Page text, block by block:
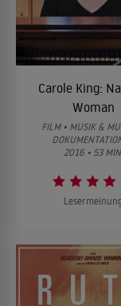
Carole King:
Woman
FILM • MUSIK &
2016 • 53